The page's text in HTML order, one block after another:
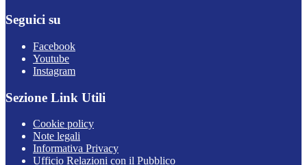
Seguici su
Facebook
Youtube
Instagram
Sezione Link Utili
Cookie policy
Note legali
Informativa Privacy
Ufficio Relazioni con il Pubblico